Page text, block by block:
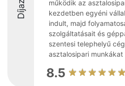
működik az
kezdetben egyéni
indult, majd
szolgáltatásait és
szentesi telephelyű
asztalosipari
8.5